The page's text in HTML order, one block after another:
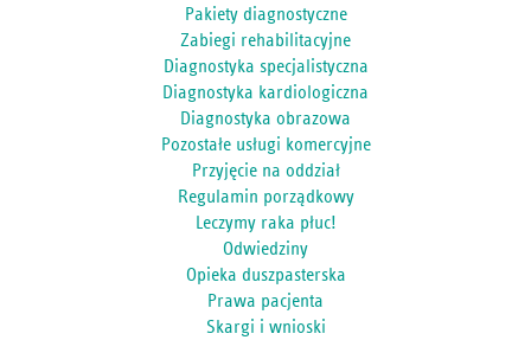
Pakiety diagnostyczne
Zabiegi rehabilitacyjne
Diagnostyka specjalistyczna
Diagnostyka kardiologiczna
Diagnostyka obrazowa
Pozostałe usługi komercyjne
Przyjęcie na oddział
Regulamin porządkowy
Leczymy raka płuc!
Odwiedziny
Opieka duszpasterska
Prawa pacjenta
Skargi i wnioski